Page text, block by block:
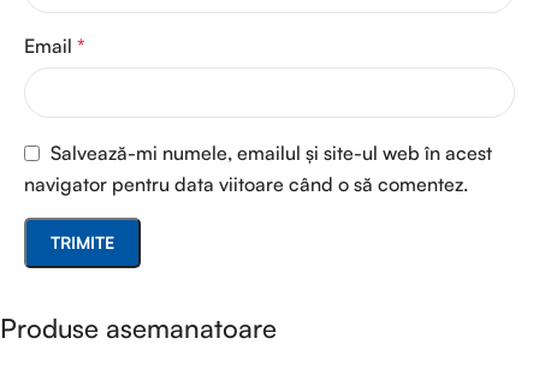
Email *
Salvează-mi numele, emailul și site-ul web în acest
navigator pentru data viitoare când o să comentez.
Produse asemanatoare